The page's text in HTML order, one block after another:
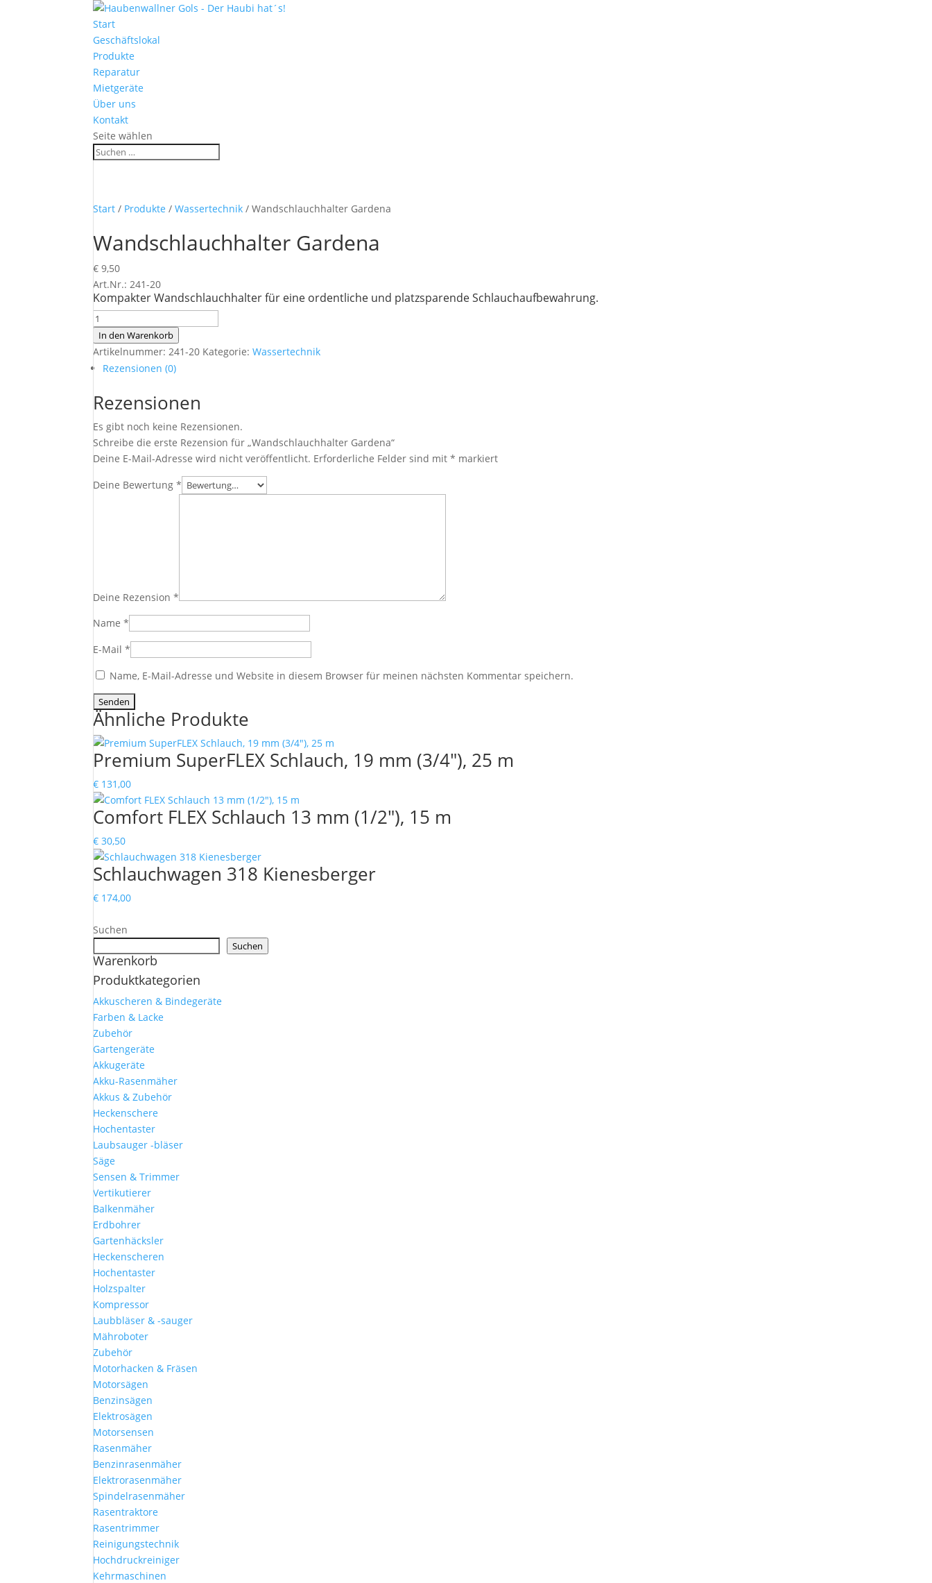
Start
Geschäftslokal
Produkte
Reparatur
Mietgeräte
Über uns
Kontakt
Seite wählen
Start / Produkte /Wassertechnik / Wandschlauchhalter Gardena
Wandschlauchhalter Gardena
€ 9,50
Art.Nr.: 241-20
Kompakter Wandschlauchhalter für eine ordentliche und platzsparende Schlauchaufbewahrung.
Wandschlauchhalter
Gardena
Menge
In den Warenkorb
Artikelnummer:241-20 Kategorie:Wassertechnik
Rezensionen (0)
Rezensionen
Es gibt noch keine Rezensionen.
Schreibe die erste Rezension für „Wandschlauchhalter Gardena“
Deine E-Mail-Adresse wird nicht veröffentlicht. Erforderliche Felder sind mit* markiert
Deine Bewertung*
Deine Rezension*
Name*
E-Mail*
Name, E-Mail-Adresse und Website in diesem Browser für meinen nächsten Kommentar speichern.
Ähnliche Produkte
Premium SuperFLEX Schlauch, 19 mm (3/4″), 25 m
€ 131,00
Comfort FLEX Schlauch 13 mm (1/2″), 15 m
€ 30,50
Schlauchwagen 318 Kienesberger
€ 174,00
Suchen
Suchen
Warenkorb
Produktkategorien
Akkuscheren & Bindegeräte
Farben & Lacke
Zubehör
Gartengeräte
Akkugeräte
Akku-Rasenmäher
Akkus & Zubehör
Heckenschere
Hochentaster
Laubsauger -bläser
Säge
Sensen & Trimmer
Vertikutierer
Balkenmäher
Erdbohrer
Gartenhäcksler
Heckenscheren
Hochentaster
Holzspalter
Kompressor
Laubbläser & -sauger
Mähroboter
Zubehör
Motorhacken & Fräsen
Motorsägen
Benzinsägen
Elektrosägen
Motorsensen
Rasenmäher
Benzinrasenmäher
Elektrorasenmäher
Spindelrasenmäher
Rasentraktore
Rasentrimmer
Reinigungstechnik
Hochdruckreiniger
Kehrmaschinen